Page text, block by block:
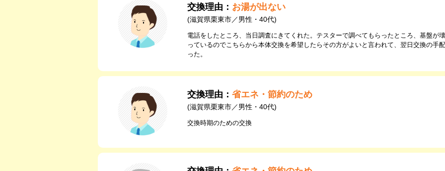
交換理由： お湯が出ない
(滋賀県栗東市／男性・40代)
電話をしたところ、当日調査にきてくれた。テスターで調べてもらったところ、基盤が
っているのでこちらから本体交換を希望したらその方がよいと言われて、翌日交換の手
った。
交換理由： 省エネ・節約のため
(滋賀県栗東市／男性・40代)
交換時期のための交換